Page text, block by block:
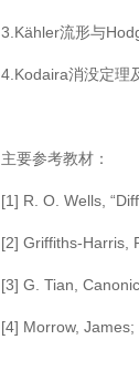
3.Kähler流形与
4.Kodaira消没定理
主要参考教材：
[1] R. O. Wells,
[2] Griffiths-Harris,
[3] G. Tian,
[4] Morrow,